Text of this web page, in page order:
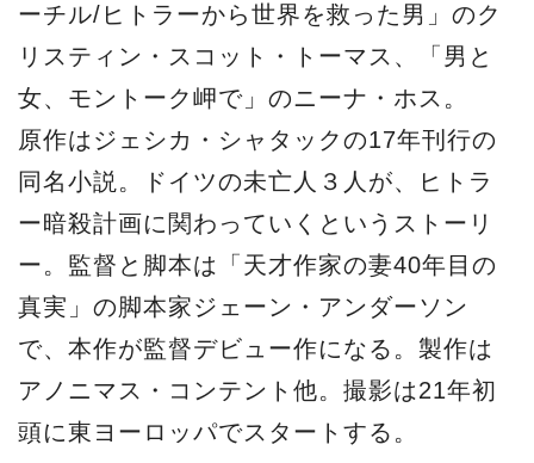
ーチル/ヒトラーから世界を救った男」のク
リスティン・スコット・トーマス、「男と
女、モントーク岬で」のニーナ・ホス。
原作はジェシカ・シャタックの17年刊行の
同名小説。ドイツの未亡人３人が、ヒトラ
ー暗殺計画に関わっていくというストーリ
ー。監督と脚本は「天才作家の妻40年目の
真実」の脚本家ジェーン・アンダーソン
で、本作が監督デビュー作になる。製作は
アノニマス・コンテント他。撮影は21年初
頭に東ヨーロッパでスタートする。